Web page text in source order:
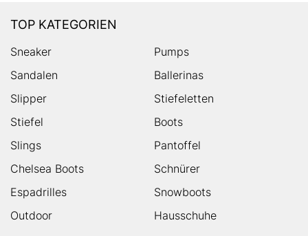
TOP KATEGORIEN
Sneaker
Pumps
Sandalen
Ballerinas
Slipper
Stiefeletten
Stiefel
Boots
Slings
Pantoffel
Chelsea Boots
Schnürer
Espadrilles
Snowboots
Outdoor
Hausschuhe